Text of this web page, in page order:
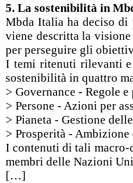
5. La sostenibilità in
Mbda Italia ha deciso di
viene descritta la
per perseguire gli
I temi ritenuti rilevanti e
sostenibilità in quattro
> Governance - Regole
> Persone - Azioni per
> Pianeta - Gestione
> Prosperità -
I contenuti di tali macro-
membri delle Nazioni
[…]